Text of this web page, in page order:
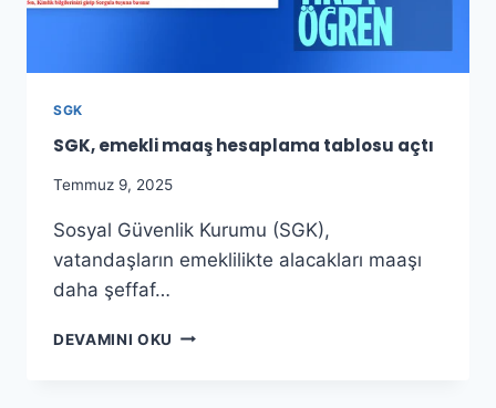
SGK
SGK, emekli maaş hesaplama tablosu açtı
Temmuz 9, 2025
Sosyal Güvenlik Kurumu (SGK),
vatandaşların emeklilikte alacakları maaşı
daha şeffaf…
DEVAMINI OKU SGK,